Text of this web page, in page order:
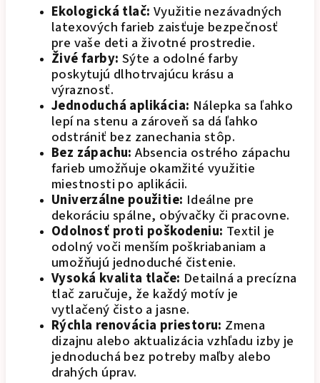
Ekologická tlač: Využitie nezávadných
latexových farieb zaisťuje bezpečnosť
pre vaše deti a životné prostredie.
Živé farby: Sýte a odolné farby
poskytujú dlhotrvajúcu krásu a
výraznosť.
Jednoduchá aplikácia: Nálepka sa ľahko
lepí na stenu a zároveň sa dá ľahko
odstrániť bez zanechania stôp.
Bez zápachu:Absencia ostrého zápachu
farieb umožňuje okamžité využitie
miestnosti po aplikácii.
Univerzálne použitie: Ideálne pre
dekoráciu spálne, obývačky či pracovne.
Odolnosť proti poškodeniu: Textil je
odolný voči menším poškriabaniam a
umožňujú jednoduché čistenie.
Vysoká kvalita tlače: Detailná a precízna
tlač zaručuje, že každý motív je
vytlačený čisto a jasne.
Rýchla renovácia priestoru: Zmena
dizajnu alebo aktualizácia vzhľadu izby je
jednoduchá bez potreby maľby alebo
drahých úprav.